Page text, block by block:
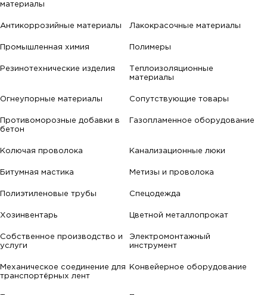
материалы
Антикоррозийные материалы Лакокрасочные материалы
Промышленная химия Полимеры
Резинотехнические изделия
Теплоизоляционные
материалы
Огнеупорные материалы Сопутствующие товары
Противоморозные добавки в
бетон
Газопламенное оборудование
Колючая проволока Канализационные люки
Битумная мастика Метизы и проволока
Полиэтиленовые трубы Спецодежда
Хозинвентарь Цветной металлопрокат
Собственное производство и
услуги
Электромонтажный
инструмент
Механическое соединение для
транспортёрных лент
Конвейерное оборудование